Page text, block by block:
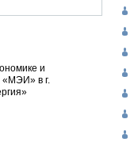
и
«МЭИ» в г.